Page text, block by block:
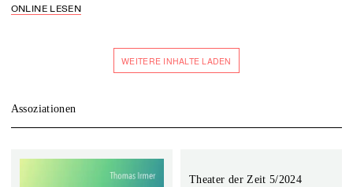
ONLINE LESEN
WEITERE INHALTE LADEN
Assoziationen
Theater der Zeit 5/2024